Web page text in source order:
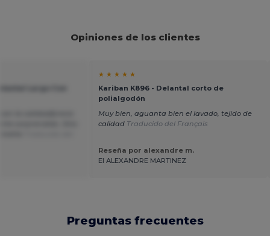
Opiniones de los clientes
★ ★ ★ ★ ★
Kariban K896 - Delantal corto de
polialgodón
Muy bien, aguanta bien el lavado, tejido de
calidad Traducido del Français
Reseña por alexandre m.
EI ALEXANDRE MARTINEZ
Preguntas frecuentes